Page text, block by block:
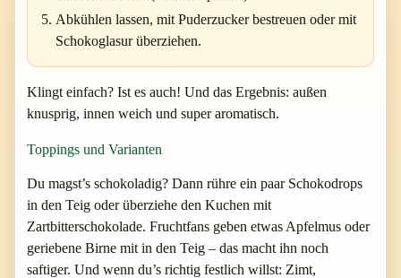
Abkühlen lassen, mit Puderzucker bestreuen oder mit
Schokoglasur überziehen.
Klingt einfach? Ist es auch! Und das Ergebnis: außen
knusprig, innen weich und super aromatisch.
Toppings und Varianten
Du magst’s schokoladig? Dann rühre ein paar Schokodrops
in den Teig oder überziehe den Kuchen mit
Zartbitterschokolade. Fruchtfans geben etwas Apfelmus oder
geriebene Birne mit in den Teig – das macht ihn noch
saftiger. Und wenn du’s richtig festlich willst: Zimt,